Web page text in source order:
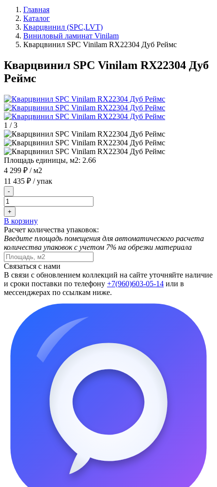
Главная
Каталог
Кварцвинил (SPC,LVT)
Виниловый ламинат Vinilam
Кварцвинил SPC Vinilam RX22304 Дуб Реймс
Кварцвинил SPC Vinilam RX22304 Дуб
Реймс
1 /3
Площадь единицы, м2: 2.66
4 299 ₽ / м2
11 435 ₽ / упак
-
+
В корзину
Расчет количества упаковок:
Введите площадь помещения для автоматического расчета
количества упаковок с учетом 7% на обрезки материала
Связаться с нами
В связи с обновлением коллекций на сайте уточняйте наличие
и сроки поставки по телефону +7(960)603-05-14 или в
мессенджерах по ссылкам ниже.